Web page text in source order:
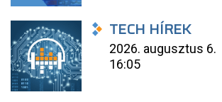
TECH HÍREK
2026. augusztus 6.
16:05